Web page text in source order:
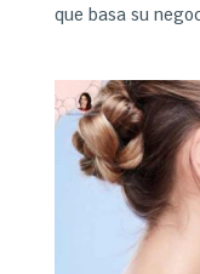
que basa su